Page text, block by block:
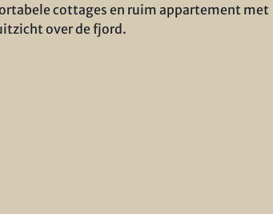
cottages en ruim appartement met
over de fjord.